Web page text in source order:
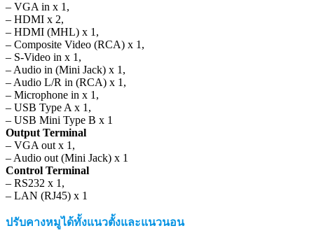
– VGA in x 1,
– HDMI x 2,
– HDMI (MHL) x 1,
– Composite Video (RCA) x 1,
– S-Video in x 1,
– Audio in (Mini Jack) x 1,
– Audio L/R in (RCA) x 1,
– Microphone in x 1,
– USB Type A x 1,
– USB Mini Type B x 1
Output Terminal
– VGA out x 1,
– Audio out (Mini Jack) x 1
Control Terminal
– RS232 x 1,
– LAN (RJ45) x 1
ปรับคางหมูได้ทั้งแนวตั้งและแนวนอน